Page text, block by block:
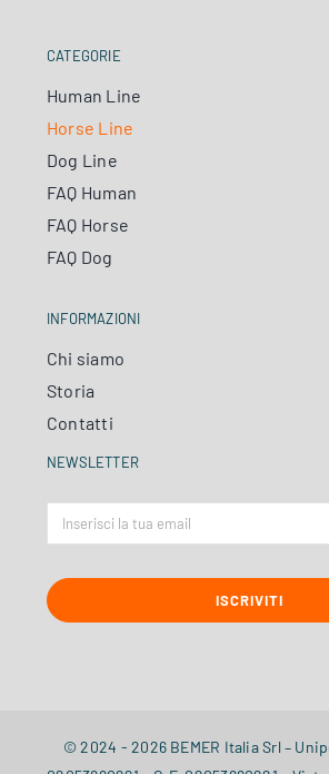
CATEGORIE
Human Line
Horse Line
Dog Line
FAQ Human
FAQ Horse
FAQ Dog
INFORMAZIONI
Chi siamo
Storia
Contatti
NEWSLETTER
ISCRIVITI
© 2024 - 2026 BEMER Italia Srl –